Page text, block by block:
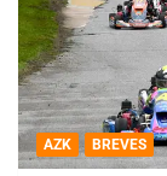
AZK BREVES